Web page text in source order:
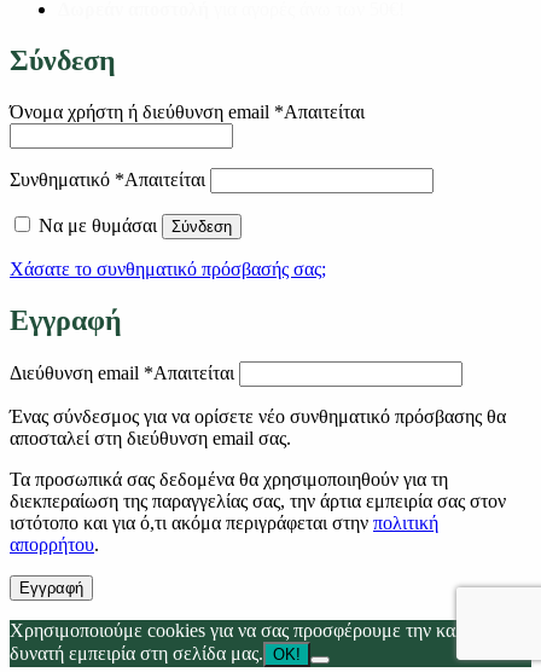
Σύνδεση
Όνομα χρήστη ή διεύθυνση email *Απαιτείται
Συνθηματικό *Απαιτείται
Να με θυμάσαι Σύνδεση
Χάσατε το συνθηματικό πρόσβασής σας;
Εγγραφή
Διεύθυνση email *Απαιτείται
Ένας σύνδεσμος για να ορίσετε νέο συνθηματικό πρόσβασης θα
αποσταλεί στη διεύθυνση email σας.
Τα προσωπικά σας δεδομένα θα χρησιμοποιηθούν για τη
διεκπεραίωση της παραγγελίας σας, την άρτια εμπειρία σας στον
ιστότοπο και για ό,τι ακόμα περιγράφεται στην πολιτική
απορρήτου.
Εγγραφή
Χρησιμοποιούμε cookies για να σας προσφέρουμε την καλύτερη
δυνατή εμπειρία στη σελίδα μας. OK!